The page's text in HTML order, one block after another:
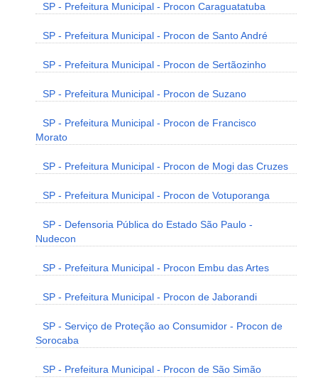
SP - Prefeitura Municipal - Procon Caraguatatuba
SP - Prefeitura Municipal - Procon de Santo André
SP - Prefeitura Municipal - Procon de Sertãozinho
SP - Prefeitura Municipal - Procon de Suzano
SP - Prefeitura Municipal - Procon de Francisco
Morato
SP - Prefeitura Municipal - Procon de Mogi das Cruzes
SP - Prefeitura Municipal - Procon de Votuporanga
SP - Defensoria Pública do Estado São Paulo -
Nudecon
SP - Prefeitura Municipal - Procon Embu das Artes
SP - Prefeitura Municipal - Procon de Jaborandi
SP - Serviço de Proteção ao Consumidor - Procon de
Sorocaba
SP - Prefeitura Municipal - Procon de São Simão